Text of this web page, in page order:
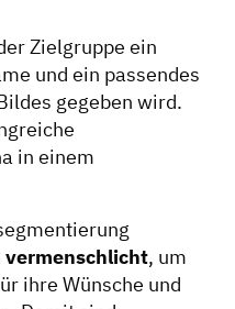
Zielgruppe ein
und ein passendes
gegeben wird.
in einem
, um
ihre Wünsche und